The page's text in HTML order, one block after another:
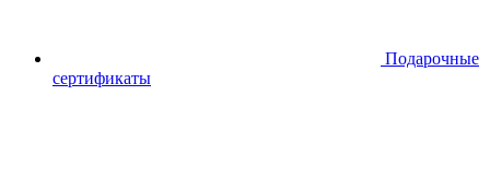
Подарочные
сертификаты